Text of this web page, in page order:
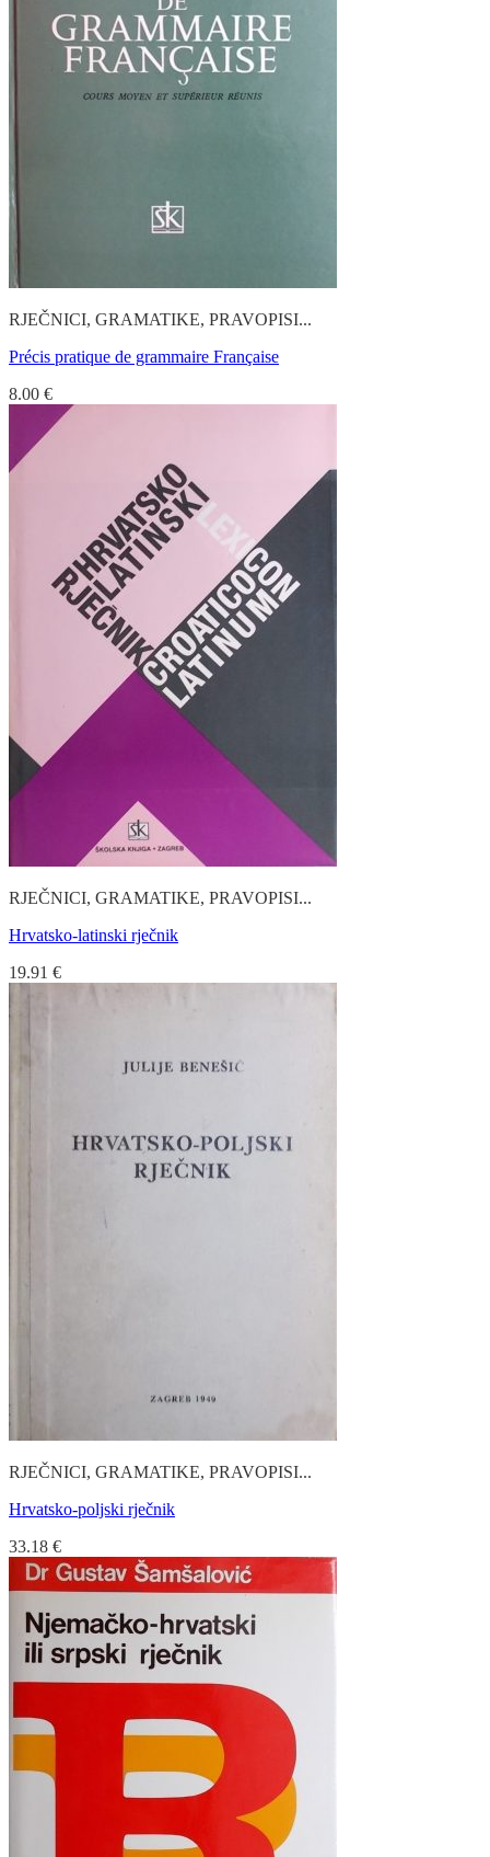
RJEČNICI, GRAMATIKE, PRAVOPISI...
Précis pratique de grammaire Française
8.00 €
RJEČNICI, GRAMATIKE, PRAVOPISI...
Hrvatsko-latinski rječnik
19.91 €
RJEČNICI, GRAMATIKE, PRAVOPISI...
Hrvatsko-poljski rječnik
33.18 €